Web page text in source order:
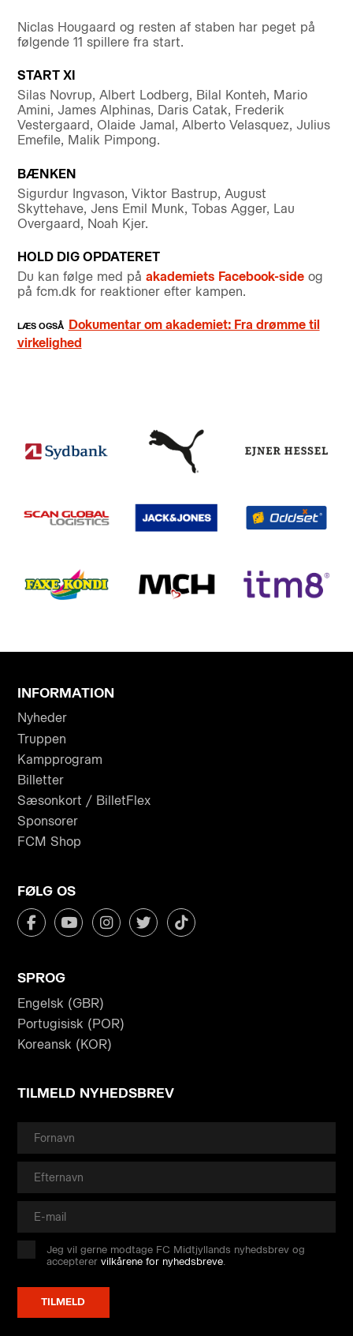
Niclas Hougaard og resten af staben har peget på
følgende 11 spillere fra start.
START XI
Silas Novrup, Albert Lodberg, Bilal Konteh, Mario
Amini, James Alphinas, Daris Catak, Frederik
Vestergaard, Olaide Jamal, Alberto Velasquez, Julius
Emefile, Malik Pimpong.
BÆNKEN
Sigurdur Ingvason, Viktor Bastrup, August
Skyttehave, Jens Emil Munk, Tobas Agger, Lau
Overgaard, Noah Kjer.
HOLD DIG OPDATERET
Du kan følge med på akademiets Facebook-sideog
på fcm.dk for reaktioner efter kampen.
Dokumentar om akademiet: Fra drømme til
virkelighed
INFORMATION
Nyheder
Truppen
Kampprogram
Billetter
Sæsonkort / BilletFlex
Sponsorer
FCM Shop
FØLG OS
SPROG
Engelsk (GBR)
Portugisisk (POR)
Koreansk (KOR)
TILMELD NYHEDSBREV
Jeg vil gerne modtage FC Midtjyllands nyhedsbrev og
accepterervilkårene for nyhedsbreve.